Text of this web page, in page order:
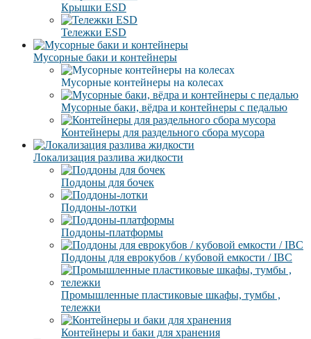
Крышки ESD
Тележки ESD
Мусорные баки и контейнеры
Мусорные контейнеры на колесах
Мусорные баки, вёдра и контейнеры с педалью
Контейнеры для раздельного сбора мусора
Локализация разлива жидкости
Поддоны для бочек
Поддоны-лотки
Поддоны-платформы
Поддоны для еврокубов / кубовой емкости / IBC
Промышленные пластиковые шкафы, тумбы ,
тележки
Контейнеры и баки для хранения